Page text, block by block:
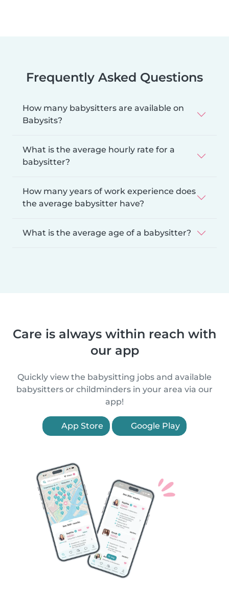
Frequently Asked Questions
How many babysitters are available on
Babysits?
What is the average hourly rate for a
babysitter?
How many years of work experience does
the average babysitter have?
What is the average age of a babysitter?
Care is always within reach with
our app
Quickly view the babysitting jobs and available
babysitters or childminders in your area via our
app!
App Store Google Play